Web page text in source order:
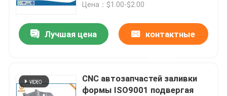
Наша фабрика
контактные данные
Цена：$1.00-$2.00
Лучшая цена контактные
CNC автозапчастей заливки
формы ISO9001 подвергая